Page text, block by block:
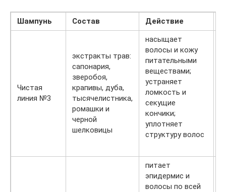
Шампунь Состав Действие
Чистая
линия №3
экстракты трав:
сапонария,
зверобоя,
крапивы, дуба,
тысячелистника,
ромашки и
черной
шелковицы
насыщает
волосы и кожу
питательными
веществами;
устраняет
ломкость и
секущие
кончики;
уплотняет
структуру волос
питает
эпидермис и
волосы по всей